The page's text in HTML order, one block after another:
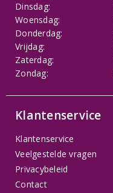
Dinsdag:
Woensdag:
Donderdag:
Vrijdag:
Zaterdag:
Zondag:
Klantenservice
Klantenservice
Veelgestelde vragen
Privacybeleid
Contact